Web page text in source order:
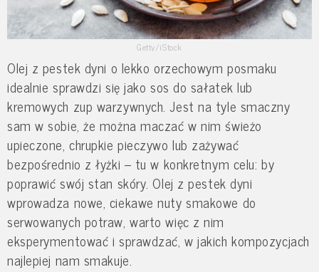
Getty/iStock
Olej z pestek dyni o lekko orzechowym posmaku
idealnie sprawdzi się jako sos do sałatek lub
kremowych zup warzywnych. Jest na tyle smaczny
sam w sobie, że można maczać w nim świeżo
upieczone, chrupkie pieczywo lub zażywać
bezpośrednio z łyżki – tu w konkretnym celu: by
poprawić swój stan skóry. Olej z pestek dyni
wprowadza nowe, ciekawe nuty smakowe do
serwowanych potraw, warto więc z nim
eksperymentować i sprawdzać, w jakich kompozycjach
najlepiej nam smakuje.